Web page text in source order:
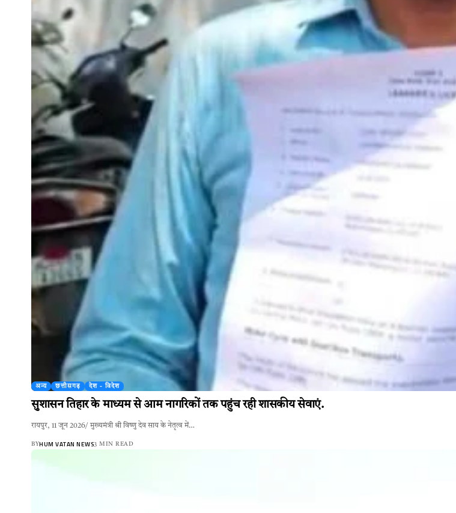
अन्य छत्तीसगढ़ देश - विदेश
सुशासन तिहार के माध्यम से आम नागरिकों तक पहुंच रही शासकीय सेवाएं.
रायपुर, 11 जून 2026/ मुख्यमंत्री श्री विष्णु देव साय के नेतृत्व में…
BYHUM VATAN NEWS3 MIN READ